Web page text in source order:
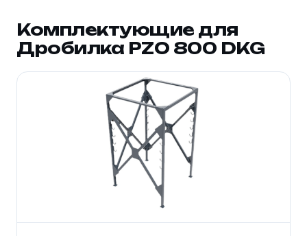
Комплектующие для
Дробилка PZO 800 DKG